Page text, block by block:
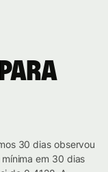
para
30 dias observou
em 30 dias